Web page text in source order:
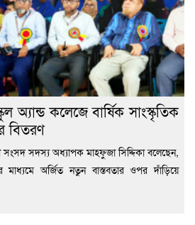
অ্যান্ড কলেজে বার্ষিক সাংস্কৃতিক
বিতরণ
সংসদ সদস্য অধ্যাপক মাহফুজা সিদ্দিকা বলেছেন,
মাধ্যমে অর্জিত নতুন বাস্তবতার ওপর দাঁড়িয়ে